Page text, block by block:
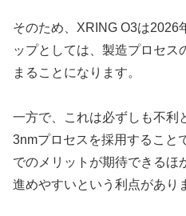
そのため、XRING O3は2026
ップとしては、製造プロセス
まることになります。
一方で、これは必ずしも不利
3nmプロセスを採用すること
でのメリットが期待できるほ
進めやすいという利点があり